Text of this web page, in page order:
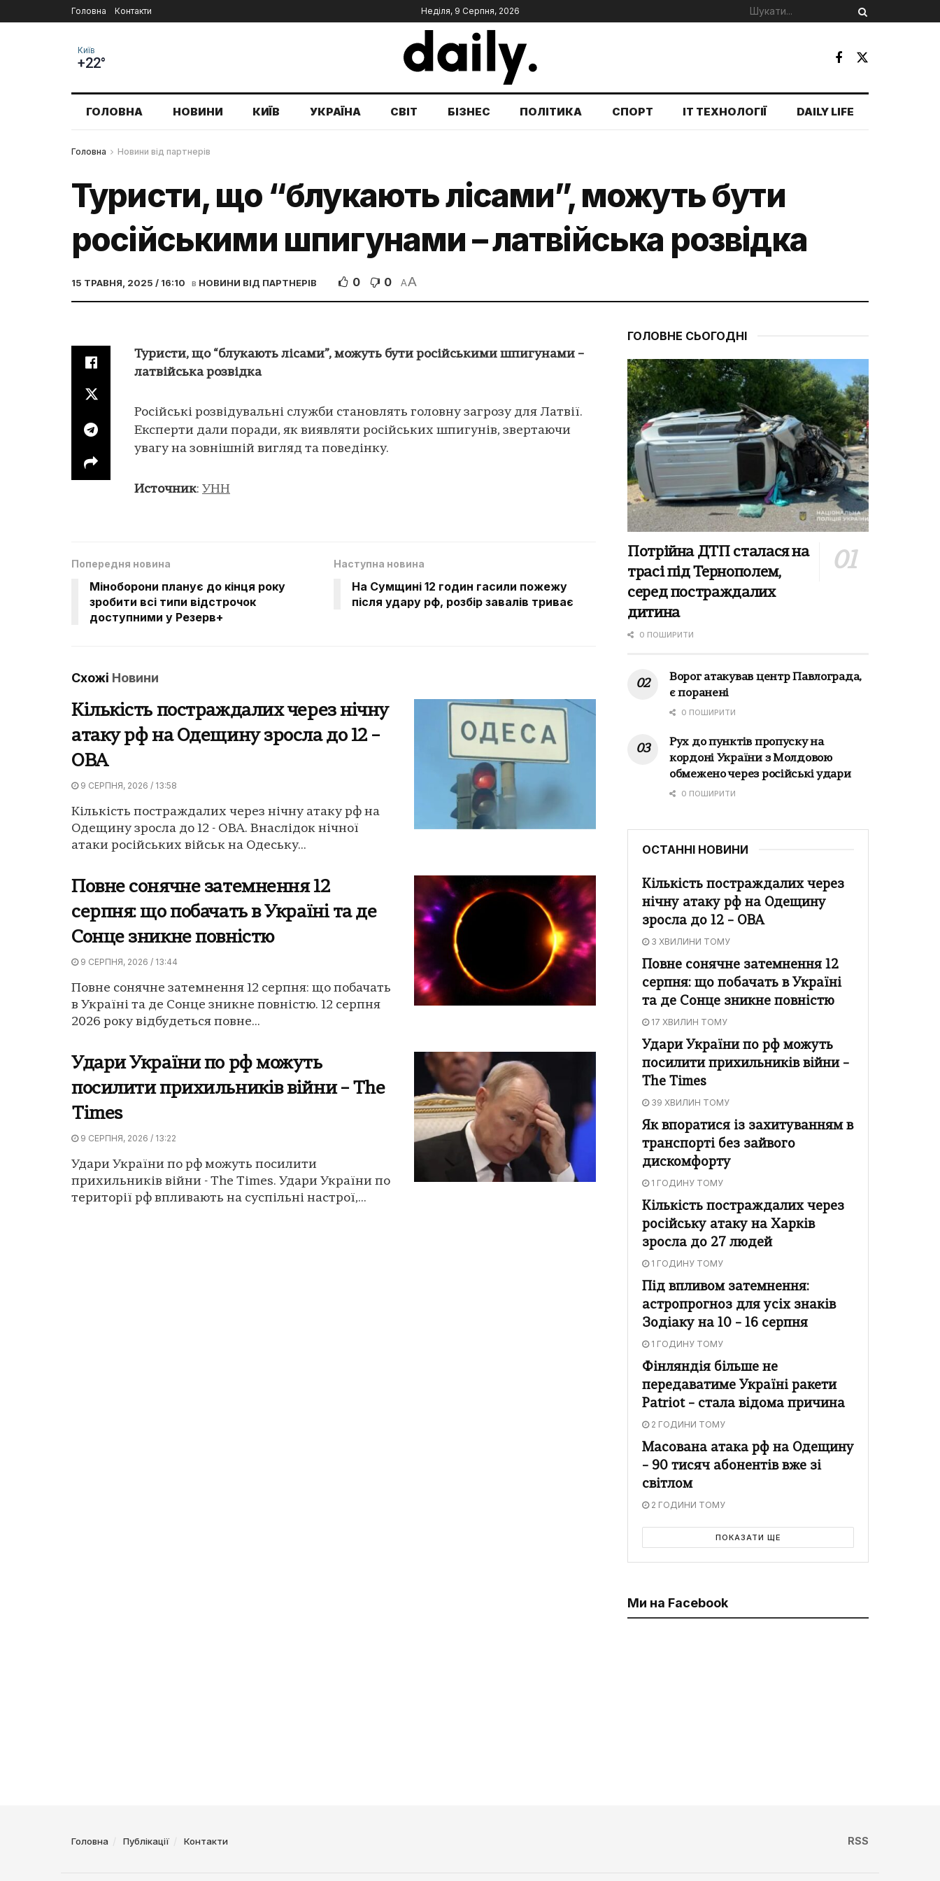
Головна Контакти Неділя, 9 Серпня, 2026
Київ
+22°
ГОЛОВНА НОВИНИ КИЇВ УКРАЇНА СВІТ БІЗНЕС ПОЛІТИКА СПОРТ IT ТЕХНОЛОГІЇ DAILY LIFE
Головна Новини від партнерів
Туристи, що “блукають лісами”, можуть бути
російськими шпигунами – латвійська розвідка
15 ТРАВНЯ, 2025 / 16:10 в НОВИНИ ВІД ПАРТНЕРІВ 0 0 AA
Туристи, що “блукають лісами”, можуть бути російськими шпигунами –
латвійська розвідка
Російські розвідувальні служби становлять головну загрозу для Латвії.
Експерти дали поради, як виявляти російських шпигунів, звертаючи
увагу на зовнішній вигляд та поведінку.
Источник: УНН
Попередня новина
Міноборони планує до кінця року
зробити всі типи відстрочок
доступними у Резерв+
Наступна новина
На Сумщині 12 годин гасили пожежу
після удару рф, розбір завалів триває
Схожі Новини
Кількість постраждалих через нічну
атаку рф на Одещину зросла до 12 –
ОВА
9 СЕРПНЯ, 2026 / 13:58
Кількість постраждалих через нічну атаку рф на
Одещину зросла до 12 - ОВА. Внаслідок нічної
атаки російських військ на Одеську...
Повне сонячне затемнення 12
серпня: що побачать в Україні та де
Сонце зникне повністю
9 СЕРПНЯ, 2026 / 13:44
Повне сонячне затемнення 12 серпня: що побачать
в Україні та де Сонце зникне повністю. 12 серпня
2026 року відбудеться повне...
Удари України по рф можуть
посилити прихильників війни – The
Times
9 СЕРПНЯ, 2026 / 13:22
Удари України по рф можуть посилити
прихильників війни - The Times. Удари України по
території рф впливають на суспільні настрої,...
ГОЛОВНЕ СЬОГОДНІ
Потрійна ДТП сталася на
трасі під Тернополем,
серед постраждалих
дитина
0 ПОШИРИТИ
Ворог атакував центр Павлограда,
є поранені
0 ПОШИРИТИ
Рух до пунктів пропуску на
кордоні України з Молдовою
обмежено через російські удари
0 ПОШИРИТИ
ОСТАННІ НОВИНИ
Кількість постраждалих через
нічну атаку рф на Одещину
зросла до 12 – ОВА
3 ХВИЛИНИ ТОМУ
Повне сонячне затемнення 12
серпня: що побачать в Україні
та де Сонце зникне повністю
17 ХВИЛИН ТОМУ
Удари України по рф можуть
посилити прихильників війни –
The Times
39 ХВИЛИН ТОМУ
Як впоратися із захитуванням в
транспорті без зайвого
дискомфорту
1 ГОДИНУ ТОМУ
Кількість постраждалих через
російську атаку на Харків
зросла до 27 людей
1 ГОДИНУ ТОМУ
Під впливом затемнення:
астропрогноз для усіх знаків
Зодіаку на 10 – 16 серпня
1 ГОДИНУ ТОМУ
Фінляндія більше не
передаватиме Україні ракети
Patriot – стала відома причина
2 ГОДИНИ ТОМУ
Масована атака рф на Одещину
– 90 тисяч абонентів вже зі
світлом
2 ГОДИНИ ТОМУ
ПОКАЗАТИ ЩЕ
Ми на Facebook
Головна Публікації Контакти RSS